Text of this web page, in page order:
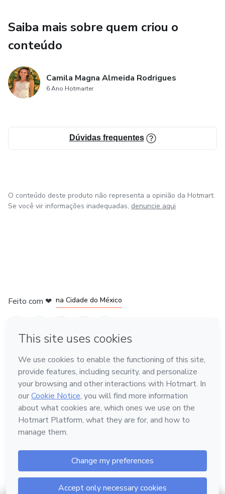
Saiba mais sobre quem criou o
conteúdo
Camila Magna Almeida Rodrigues
6 Ano Hotmarter
Dúvidas frequentes
O conteúdo deste produto não representa a opinião da Hotmart.
Se você vir informações inadequadas, denuncie aqui
Feito com ❤ na Cidade do México
Conheça a Hotmart
Idioma
Português